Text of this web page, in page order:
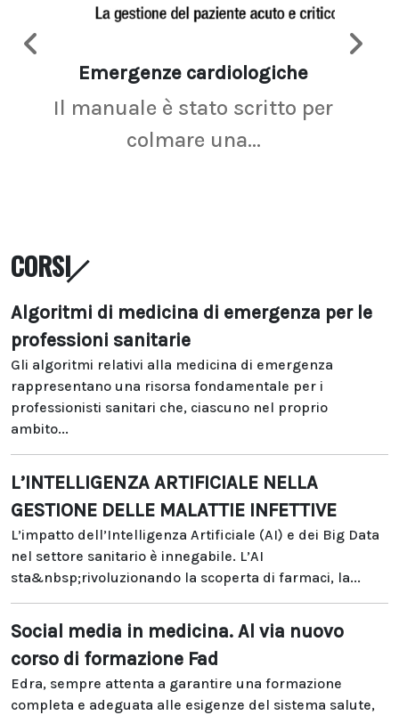
Emergenze cardiologiche
Il manuale è stato scritto per
colmare una...
CORSI
Algoritmi di medicina di emergenza per le
professioni sanitarie
Gli algoritmi relativi alla medicina di emergenza
rappresentano una risorsa fondamentale per i
professionisti sanitari che, ciascuno nel proprio
ambito...
L’INTELLIGENZA ARTIFICIALE NELLA
GESTIONE DELLE MALATTIE INFETTIVE
L’impatto dell’Intelligenza Artificiale (AI) e dei Big Data
nel settore sanitario è innegabile. L’AI
sta&nbsp;rivoluzionando la scoperta di farmaci, la...
Social media in medicina. Al via nuovo
corso di formazione Fad
Edra, sempre attenta a garantire una formazione
completa e adeguata alle esigenze del sistema salute,